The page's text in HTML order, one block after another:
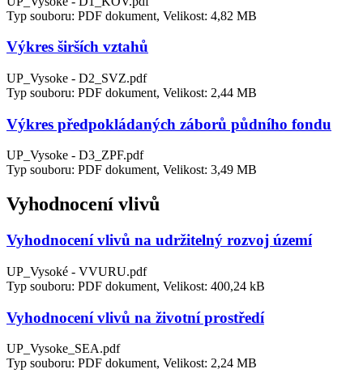
Typ souboru: PDF dokument, Velikost: 4,82 MB
Výkres širších vztahů
UP_Vysoke - D2_SVZ.pdf
Typ souboru: PDF dokument, Velikost: 2,44 MB
Výkres předpokládaných záborů půdního fondu
UP_Vysoke - D3_ZPF.pdf
Typ souboru: PDF dokument, Velikost: 3,49 MB
Vyhodnocení vlivů
Vyhodnocení vlivů na udržitelný rozvoj území
UP_Vysoké - VVURU.pdf
Typ souboru: PDF dokument, Velikost: 400,24 kB
Vyhodnocení vlivů na životní prostředí
UP_Vysoke_SEA.pdf
Typ souboru: PDF dokument, Velikost: 2,24 MB